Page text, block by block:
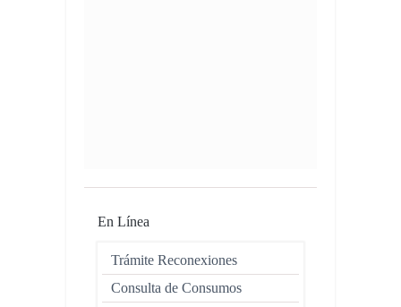
En Línea
Trámite Reconexiones
Consulta de Consumos